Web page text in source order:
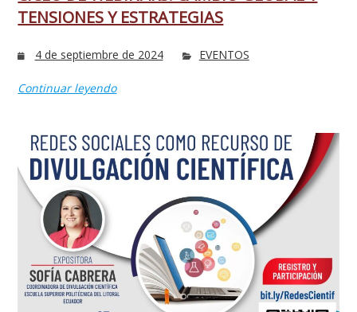
TENSIONES Y ESTRATEGIAS
4 de septiembre de 2024 EVENTOS
Continuar leyendo